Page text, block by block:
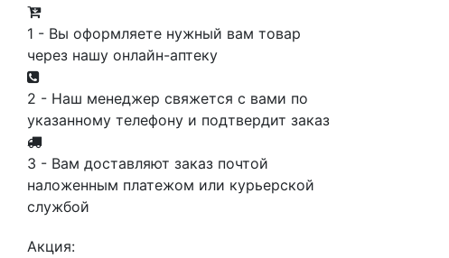
1 - Вы оформляете нужный вам товар
через нашу онлайн-аптеку
2 - Наш менеджер свяжется с вами по
указанному телефону и подтвердит заказ
3 - Вам доставляют заказ почтой
наложенным платежом или курьерской
службой
Акция: